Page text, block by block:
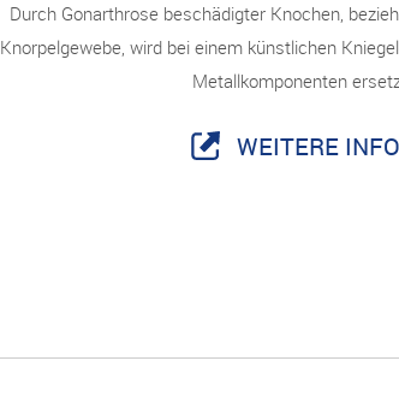
Durch Gonarthrose beschädigter Knochen,
Knorpelgewebe, wird bei einem künstlichen
Metallkomponenten
WEITERE